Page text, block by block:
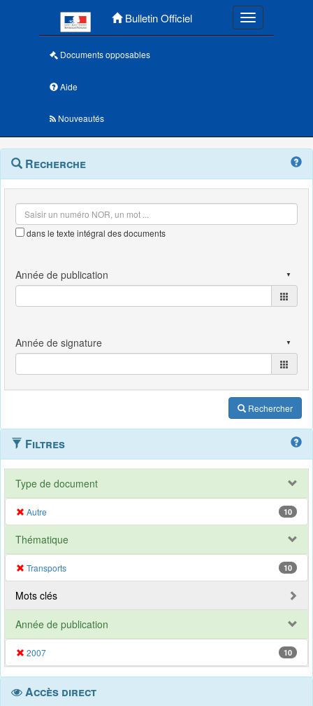
Bulletin Officiel Toggle
Documents opposables
Aide
Nouveautés
Navigation
outils
Menu
contextuel
Recherche
dans le texte intégral des documents
Rechercher
Filtres
Type de document
Autre 10
Thématique
Transports 10
Mots clés
Année de publication
2007 10
Accès direct